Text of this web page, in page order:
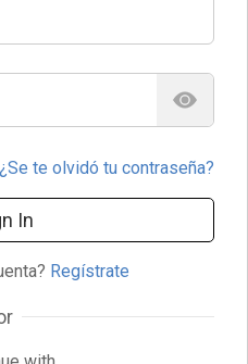
¿Se te olvidó tu contraseña?
In
Regístrate